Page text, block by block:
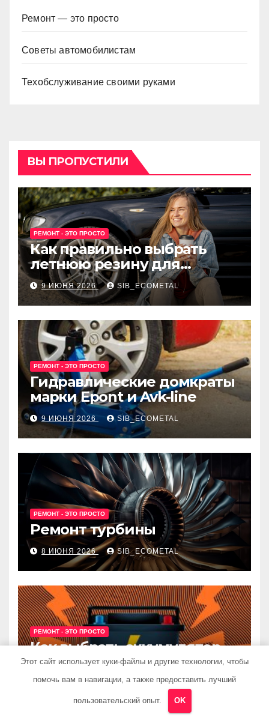
Ремонт — это просто
Советы автомобилистам
Техобслуживание своими руками
ВЫ ПРОПУСТИЛИ
РЕМОНТ - ЭТО ПРОСТО
Как правильно выбрать
летнюю резину для
машины?
9 ИЮНЯ 2026 SIB_ECOMETAL
РЕМОНТ - ЭТО ПРОСТО
Гидравлические домкраты
марки Epont и Avk-line
9 ИЮНЯ 2026 SIB_ECOMETAL
РЕМОНТ - ЭТО ПРОСТО
Ремонт турбины
8 ИЮНЯ 2026 SIB_ECOMETAL
РЕМОНТ - ЭТО ПРОСТО
Как выбрать аккумулятор
для авто
8 ИЮНЯ 2026 SIB_ECOMETAL
Этот сайт использует куки-файлы и другие технологии, чтобы
помочь вам в навигации, а также предоставить лучший
пользовательский опыт. OK